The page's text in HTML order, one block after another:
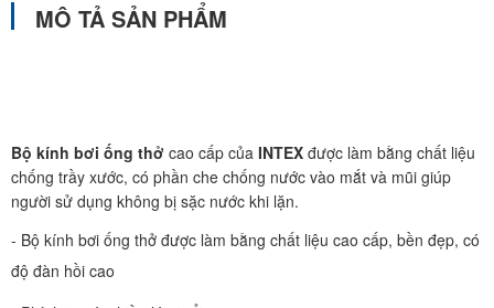
MÔ TẢ SẢN PHẨM
Bộ kính bơi ống thở cao cấp của INTEX được làm bằng chất liệu
chống trầy xước, có phần che chống nước vào mắt và mũi giúp
người sử dụng không bị sặc nước khi lặn.
- Bộ kính bơi ống thở được làm bằng chất liệu cao cấp, bền đẹp, có
độ đàn hồi cao